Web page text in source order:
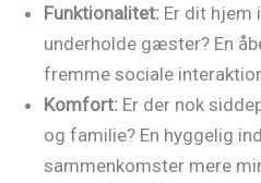
Funktionalitet: Er dit hjem
underholde gæster? En
fremme sociale
Komfort: Er der nok
og familie? En hyggelig
sammenkomster mere